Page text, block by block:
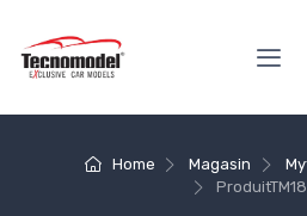
Home Magasin
Produit